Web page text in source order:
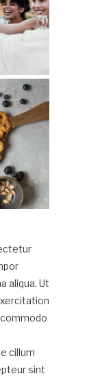
aliqua. Ut
cillum
sint